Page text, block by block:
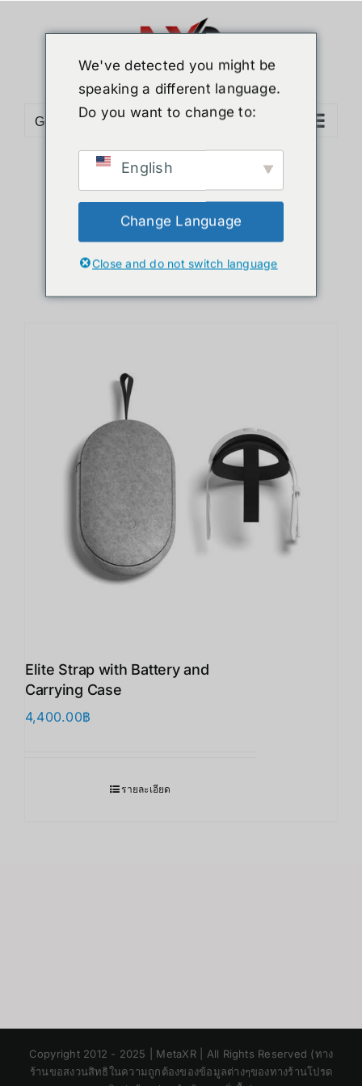
Go to...
Sort byPopularity
Show12 Products
Elite Strap with Battery and
Carrying Case
4,400.00฿
รายละเอียด
Copyright 2012 - 2025 | MetaXR | All Rights Reserved (ทาง
ร้านขอสงวนสิทธิในความถูกต้องของข้อมูลต่างๆของทางร้านโปรด
We've detected you might be
speaking a different language.
Do you want to change to:
English
Change Language
Close and do not switch language